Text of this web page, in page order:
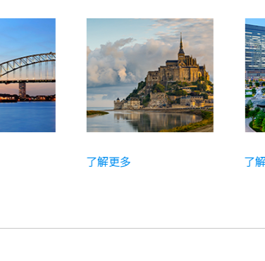
了解更多 了